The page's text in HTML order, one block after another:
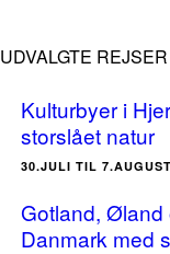
UDVALGTE REJSER
Kulturbyer i
storslået natur
30.JULI TIL
Gotland, Øland
Danmark med